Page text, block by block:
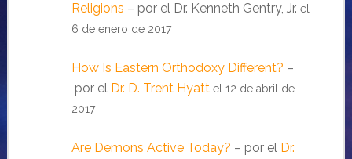
Religions – por el Dr. Kenneth Gentry, Jr. el
6 de enero de 2017
How Is Eastern Orthodoxy Different? –
por el Dr. D. Trent Hyatt el 12 de abril de
2017
Are Demons Active Today? – por el Dr.